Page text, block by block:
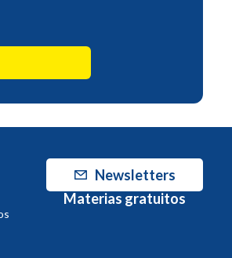
Newsletters
Materias gratuitos